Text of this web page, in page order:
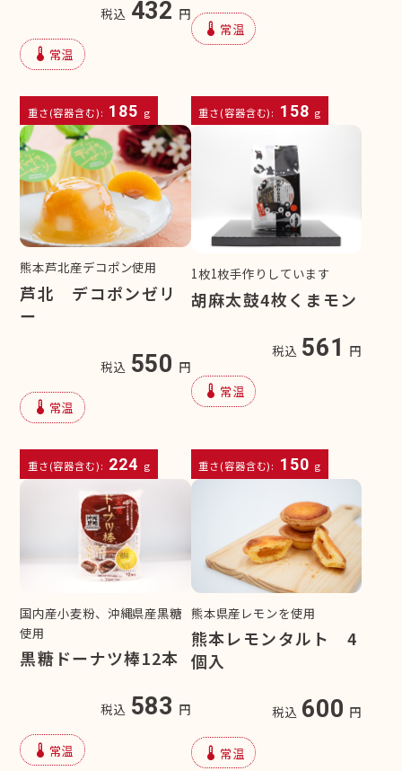
税込 432 円
device_thermostat 常温
重さ(容器含む): 185 g
device_thermostat 常温
重さ(容器含む): 158 g
熊本芦北産デコポン使用
芦北 デコポンゼリ
ー
税込 550 円
device_thermostat 常温
重さ(容器含む): 224 g
1枚1枚手作りしています
胡麻太鼓4枚くまモン
税込 561 円
device_thermostat 常温
重さ(容器含む): 150 g
国内産小麦粉、沖縄県産黒糖
使用
黒糖ドーナツ棒12本
税込 583 円
device_thermostat 常温
熊本県産レモンを使用
熊本レモンタルト 4
個入
税込 600 円
device_thermostat 常温